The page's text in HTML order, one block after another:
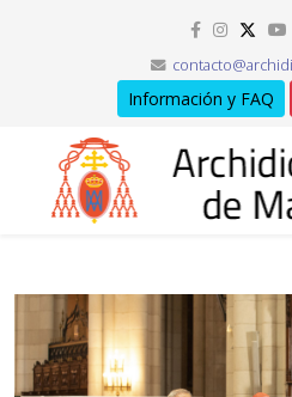
Información y FAQ